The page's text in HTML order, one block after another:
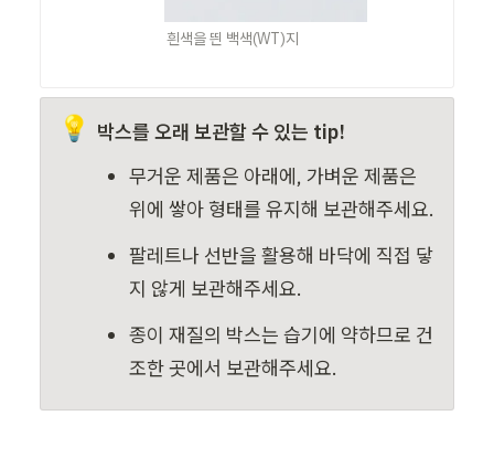
흰색을 띈 백색(WT)지
💡 박스를 오래 보관할 수 있는 tip!
무거운 제품은 아래에, 가벼운 제품은
위에 쌓아 형태를 유지해 보관해주세요.
팔레트나 선반을 활용해 바닥에 직접 닿
지 않게 보관해주세요.
종이 재질의 박스는 습기에 약하므로 건
조한 곳에서 보관해주세요.